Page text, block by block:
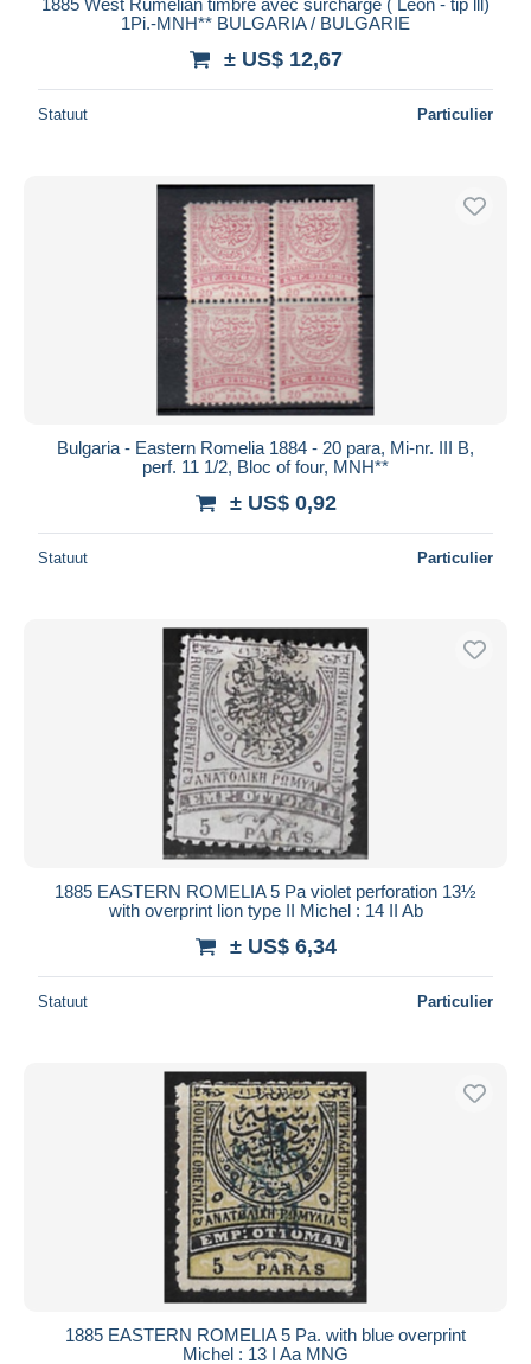
1Pi.-MNH** BULGARIA / BULGARIE
± US$ 12,67
Statuut Particulier
Bulgaria - Eastern Romelia 1884 - 20 para, Mi-nr. III B,
perf. 11 1/2, Bloc of four, MNH**
± US$ 0,92
Statuut Particulier
1885 EASTERN ROMELIA 5 Pa violet perforation 13½
with overprint lion type II Michel : 14 II Ab
± US$ 6,34
Statuut Particulier
1885 EASTERN ROMELIA 5 Pa. with blue overprint
Michel : 13 I Aa MNG